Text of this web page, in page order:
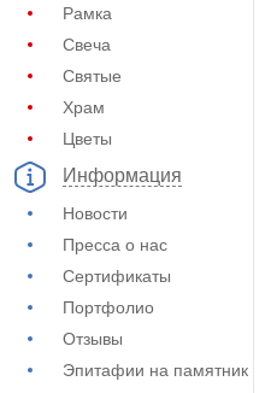
Рамка
Свеча
Святые
Храм
Цветы
Информация
Новости
Пресса о нас
Сертификаты
Портфолио
Отзывы
Эпитафии на памятник